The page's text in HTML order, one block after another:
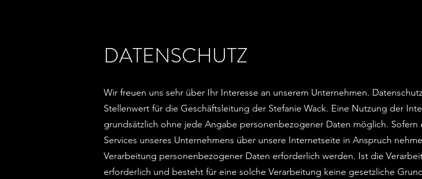
DATENSCHUTZ
Wir freuen uns sehr über Ihr Interesse an unserem Unternehmen.
Stellenwert für die Geschäftsleitung der Stefanie Wack. Eine Nutzung der
grundsätzlich ohne jede Angabe personenbezogener Daten möglich.
Services unseres Unternehmens über unsere Internetseite in Anspruch
Verarbeitung personenbezogener Daten erforderlich werden. Ist die
erforderlich und besteht für eine solche Verarbeitung keine gesetzliche